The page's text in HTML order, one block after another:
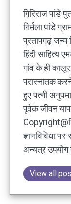
गिरिराज पांडे
निर्मला पांडे
प्रतापगढ़ जन्म
हिंदी साहित्य
गांव के ही
परास्नातक
हुए पत्नी
पूर्वक जीवन
ज्ञानविविधा
अन्यत्र
View all